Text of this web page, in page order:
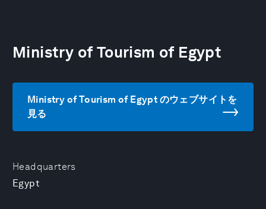
Headquarters
Egypt
Ministry of Tourism of Egypt
Ministry of Tourism of Egypt のウェブサイトを
見る